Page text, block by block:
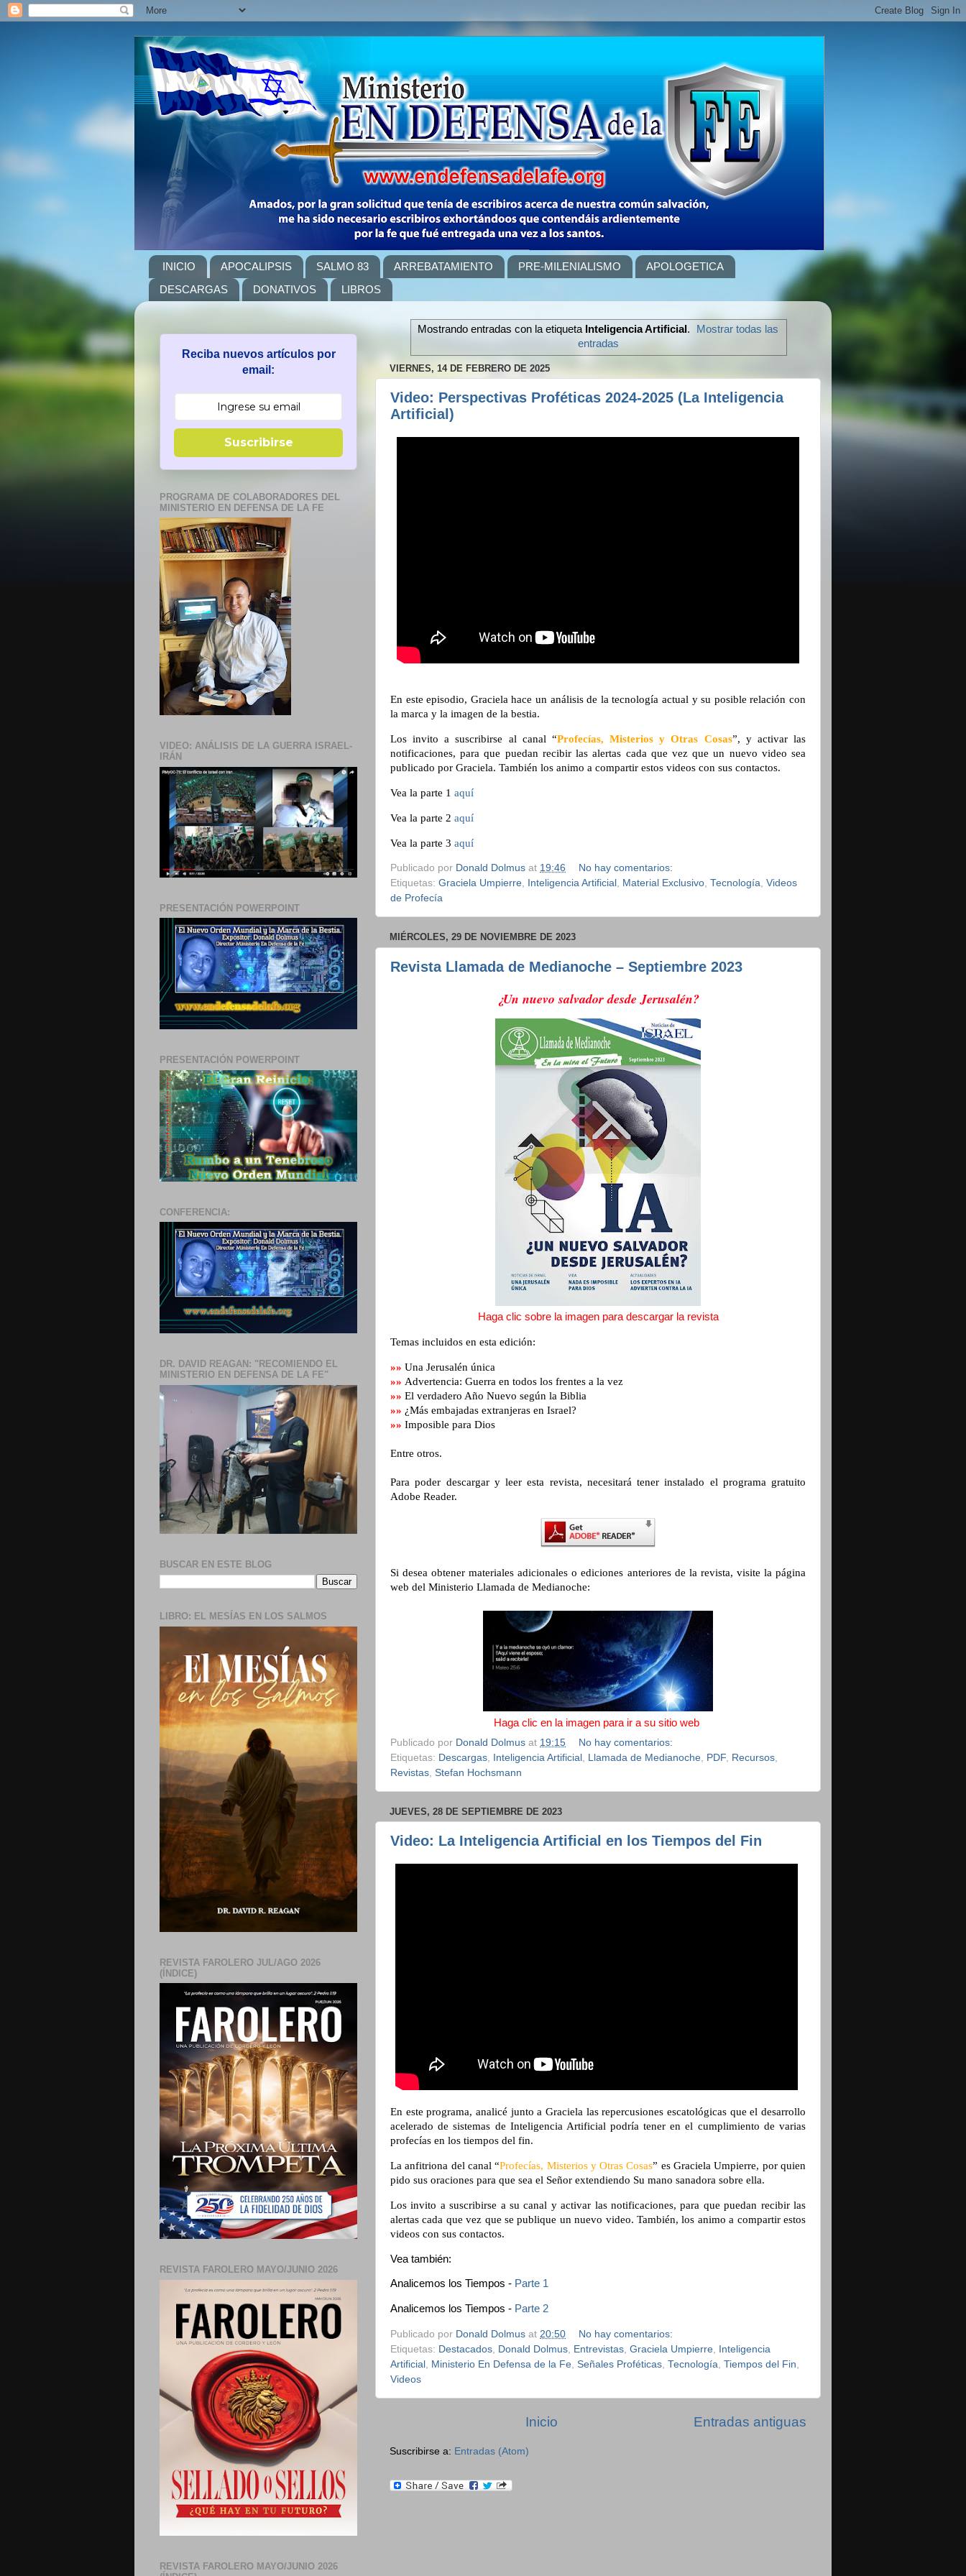
INICIO APOCALIPSIS SALMO 83 ARREBATAMIENTO PRE-MILENIALISMO
APOLOGETICA
DESCARGAS
DONATIVOS LIBROS
Mostrando entradas con la etiqueta Inteligencia Artificial .
Mostrar todas las
entradas
VIERNES, 14 DE FEBRERO DE 2025
Video: Perspectivas Proféticas 2024-2025 (La Inteligencia
Artificial)
En este episodio, Graciela hace un análisis de la tecnología actual y su posible relación con
la marca y la imagen de la bestia.
Los invito a suscribirse al canal “Profecías, Misterios y Otras Cosas”, y activar las
notificaciones, para que puedan recibir las alertas cada que vez que un nuevo video sea
publicado por Graciela. También los animo a compartir estos videos con sus contactos.
Vea la parte 1 aquí
Vea la parte 2 aquí
Vea la parte 3 aquí
Publicado por Donald Dolmus at 19:46
No hay comentarios:
Etiquetas: Graciela Umpierre, Inteligencia Artificial , Material Exclusivo, Tecnología, Videos
de Profecía
MIÉRCOLES, 29 DE NOVIEMBRE DE 2023
Revista Llamada de Medianoche – Septiembre 2023
¿Un nuevo salvador desde Jerusalén?
Haga clic sobre la imagen para descargar la revista
Temas incluidos en esta edición:
»» Una Jerusalén única
»» Advertencia: Guerra en todos los frentes a la vez
»» El verdadero Año Nuevo según la Biblia
»» ¿Más embajadas extranjeras en Israel?
»» Imposible para Dios
Entre otros.
Para poder descargar y leer esta revista, necesitará tener instalado el programa gratuito
Adobe Reader.
Si desea obtener materiales adicionales o ediciones anteriores de la revista, visite la página
web del Ministerio Llamada de Medianoche:
Haga clic en la imagen para ir a su sitio web
Publicado por Donald Dolmus at 19:15
No hay comentarios:
Etiquetas: Descargas Inteligencia Artificial Llamada de Medianoche PDF Recursos
Revistas Stefan Hochsmann
JUEVES, 28 DE SEPTIEMBRE DE 2023
Video: La Inteligencia Artificial en los Tiempos del Fin
En este programa, analicé junto a Graciela las repercusiones escatológicas que el desarrollo
acelerado de sistemas de Inteligencia Artificial podría tener en el cumplimiento de varias
profecías en los tiempos del fin.
La anfitriona del canal “Profecías, Misterios y Otras Cosas” es Graciela Umpierre, por quien
pido sus oraciones para que sea el Señor extendiendo Su mano sanadora sobre ella.
Los invito a suscribirse a su canal y activar las notificaciones, para que puedan recibir las
alertas cada que vez que se publique un nuevo video. También, los animo a compartir estos
videos con sus contactos.
Vea también:
Analicemos los Tiempos - Parte 1
Analicemos los Tiempos - Parte 2
Publicado por Donald Dolmus at 20:50
No hay comentarios:
Etiquetas: Destacados, Donald Dolmus, Entrevistas, Graciela Umpierre,
Inteligencia
Artificial , Ministerio En Defensa de la Fe, Señales Proféticas, Tecnología, Tiempos del Fin,
Videos
Entradas antiguas
Inicio
Suscribirse a: Entradas (Atom)
Reciba nuevos artículos por
email:
Suscribirse
PROGRAMA DE COLABORADORES DEL
MINISTERIO EN DEFENSA DE LA FE
VIDEO: ANÁLISIS DE LA GUERRA ISRAEL-
IRÁN
PRESENTACIÓN POWERPOINT
PRESENTACIÓN POWERPOINT
CONFERENCIA:
DR. DAVID REAGAN: "RECOMIENDO EL
MINISTERIO EN DEFENSA DE LA FE"
BUSCAR EN ESTE BLOG
LIBRO: EL MESÍAS EN LOS SALMOS
REVISTA FAROLERO JUL/AGO 2026
(ÍNDICE)
REVISTA FAROLERO MAYO/JUNIO 2026
REVISTA FAROLERO MAYO/JUNIO 2026